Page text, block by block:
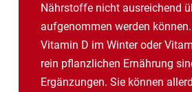
Nährstoffe nicht ausreichend
aufgenommen werden
Vitamin D im Winter oder
rein pflanzlichen Ernährung
Ergänzungen. Sie können